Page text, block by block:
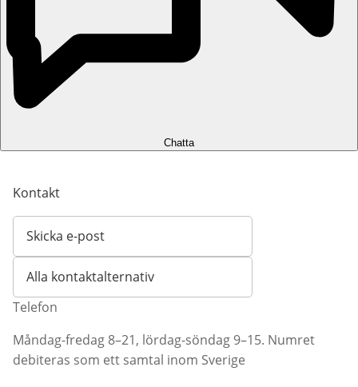
Chatta
Kontakt
Skicka e-post
Öppnar e-postklient
Alla kontaktalternativ
Telefon
Måndag-fredag 8–21, lördag-söndag 9–15. Numret
debiteras som ett samtal inom Sverige